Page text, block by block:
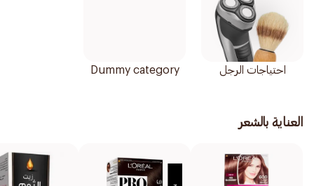
احتياجات الرجل Dummy category
العناية بالشعر